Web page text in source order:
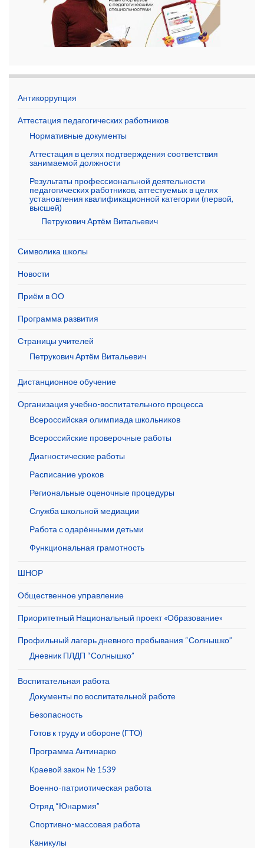
Антикоррупция
Аттестация педагогических работников
Нормативные документы
Аттестация в целях подтверждения соответствия
занимаемой должности
Результаты профессиональной деятельности
педагогических работников, аттестуемых в целях
установления квалификационной категории (первой,
высшей)
Петрукович Артём Витальевич
Символика школы
Новости
Приём в ОО
Программа развития
Страницы учителей
Петрукович Артём Витальевич
Дистанционное обучение
Организация учебно-воспитательного процесса
Всероссийская олимпиада школьников
Всероссийские проверочные работы
Диагностические работы
Расписание уроков
Региональные оценочные процедуры
Служба школьной медиации
Работа с одарёнными детьми
Функциональная грамотность
ШНОР
Общественное управление
Приоритетный Национальный проект «Образование»
Профильный лагерь дневного пребывания “Солнышко”
Дневник ПЛДП “Солнышко”
Воспитательная работа
Документы по воспитательной работе
Безопасность
Готов к труду и обороне (ГТО)
Программа Антинарко
Краевой закон № 1539
Военно-патриотическая работа
Отряд “Юнармия”
Спортивно-массовая работа
Каникулы